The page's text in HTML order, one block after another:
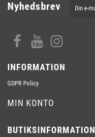
Nyhedsbrev
INFORMATION
GDPR Policy
MIN KONTO
BUTIKSINFORMATION